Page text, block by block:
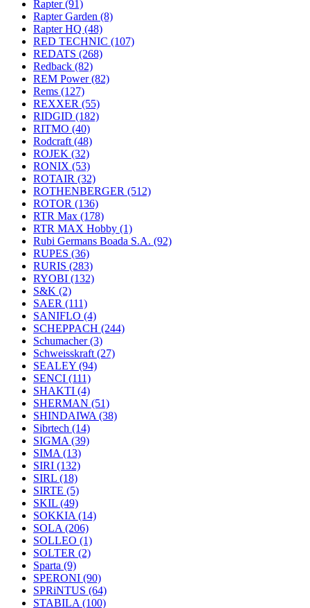
Rapter(91)
Rapter Garden (8)
Rapter HQ (48)
RED TECHNIC (107)
REDATS (268)
Redback (82)
REM Power(82)
Rems (127)
REXXER (55)
RIDGID (182)
RITMO (40)
Rodcraft (48)
ROJEK (32)
RONIX (53)
ROTAIR (32)
ROTHENBERGER (512)
ROTOR (136)
RTR Max (178)
RTR MAX Hobby (1)
Rubi Germans Boada S.A. (92)
RUPES (36)
RURIS (283)
RYOBI (132)
S&K (2)
SAER (111)
SANIFLO (4)
SCHEPPACH (244)
Schumacher(3)
Schweisskraft (27)
SEALEY (94)
SENCI (111)
SHAKTI (4)
SHERMAN (51)
SHINDAIWA (38)
Sibrtech (14)
SIGMA (39)
SIMA (13)
SIRI (132)
SIRL (18)
SIRTE (5)
SKIL (49)
SOKKIA (14)
SOLA (206)
SOLLEO (1)
SOLTER (2)
Sparta (9)
SPERONI (90)
SPRiNTUS (64)
STABILA (100)